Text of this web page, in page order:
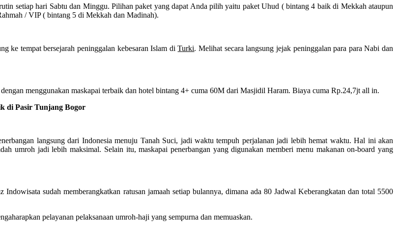
setiap hari Sabtu dan Minggu. Pilihan paket yang dapat Anda pilih yaitu paket Uhud ( bintang 4 baik di Mekkah ataupun
/ VIP ( bintang 5 di Mekkah dan Madinah).
ke tempat bersejarah peninggalan kebesaran Islam diTurki. Melihat secara langsung jejak peninggalan para para Nabi dan
menggunakan maskapai terbaik dan hotel bintang 4+ cuma 60M dari Masjidil Haram. Biaya cuma Rp.24,7jt all in.
di Pasir Tunjang Bogor
langsung dari Indonesia menuju Tanah Suci, jadi waktu tempuh perjalanan jadi lebih hemat waktu. Hal ini akan
umroh jadi lebih maksimal. Selain itu, maskapai penerbangan yang digunakan memberi menu makanan on-board yang
sudah memberangkatkan ratusan jamaah setiap bulannya, dimana ada 80 Jadwal Keberangkatan dan total 5500
pelayanan pelaksanaan umroh-haji yang sempurna dan memuaskan.